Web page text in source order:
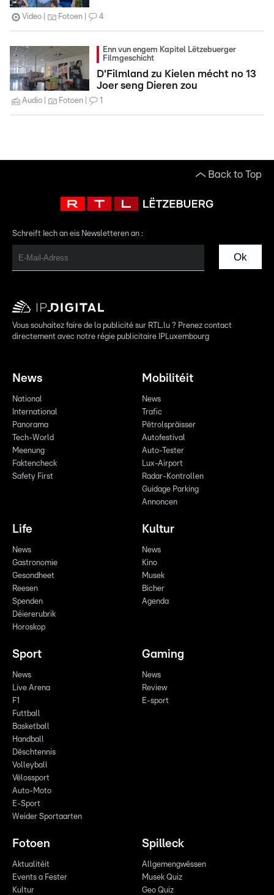
Video Fotoen 4
Enn vun engem Kapitel Lëtzebuerger
Filmgeschicht
D'Filmland zu Kielen mécht no 13
Joer seng Dieren zou
Audio Fotoen 1
Back to Top
Schreift Iech an eis Newsletteren an :
Ok
Vous souhaitez faire de la publicité sur RTL.lu ? Prenez contact
directement avec notre régie publicitaire IPLuxembourg
News
National
International
Panorama
Tech-World
Meenung
Faktencheck
Safety First
Mobilitéit
News
Trafic
Pëtrolspräisser
Autofestival
Auto-Tester
Lux-Airport
Radar-Kontrollen
Guidage Parking
Annoncen
Life
News
Gastronomie
Gesondheet
Reesen
Spenden
Déiererubrik
Horoskop
Kultur
News
Kino
Musek
Bicher
Agenda
Sport
News
Live Arena
F1
Futtball
Basketball
Handball
Dëschtennis
Volleyball
Vëlossport
Auto-Moto
E-Sport
Weider Sportaarten
Gaming
News
Review
E-sport
Fotoen
Aktualitéit
Events a Fester
Kultur
Spilleck
Allgemengwëssen
Musek Quiz
Geo Quiz